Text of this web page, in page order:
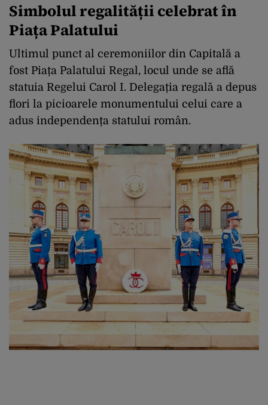
Simbolul regalității celebrat în
Piața Palatului
Ultimul punct al ceremoniilor din Capitală a
fost Piața Palatului Regal, locul unde se află
statuia Regelui Carol I. Delegația regală a depus
flori la picioarele monumentului celui care a
adus independența statului român.